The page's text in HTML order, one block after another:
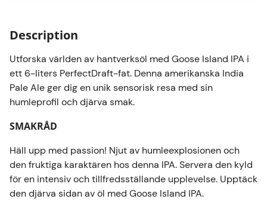
Description
Utforska världen av hantverksöl med Goose Island IPA i
ett 6-liters PerfectDraft-fat. Denna amerikanska India
Pale Ale ger dig en unik sensorisk resa med sin
humleprofil och djärva smak.
SMAKRÅD
Häll upp med passion! Njut av humleexplosionen och
den fruktiga karaktären hos denna IPA. Servera den kyld
för en intensiv och tillfredsställande upplevelse. Upptäck
den djärva sidan av öl med Goose Island IPA.